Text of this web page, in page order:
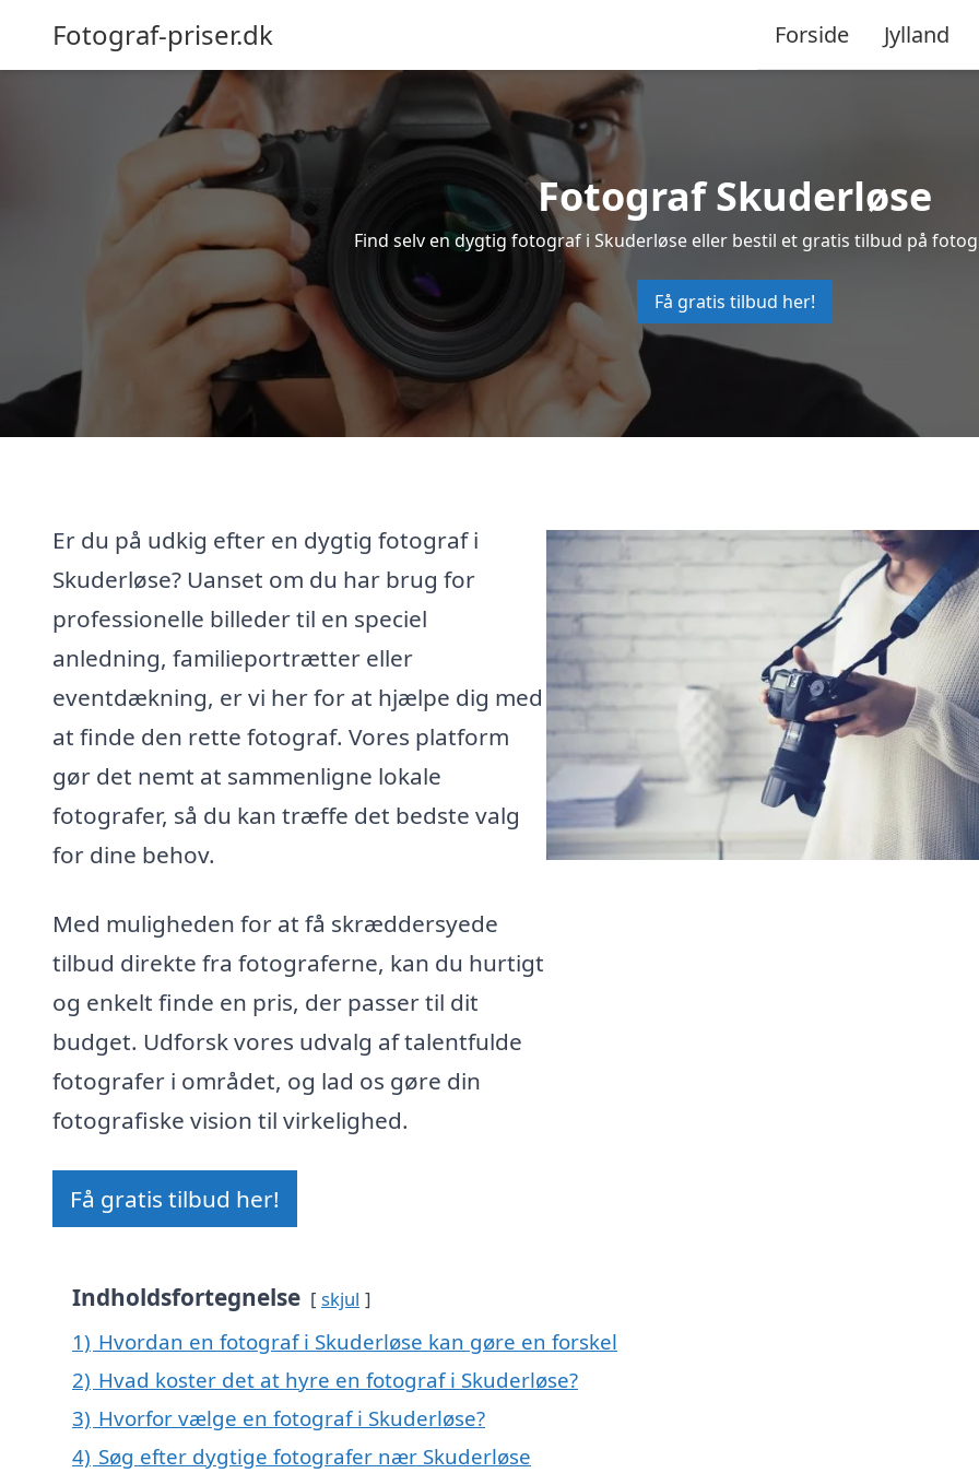
Fotograf-priser.dk Forside Jylland
Fotograf Skuderløse
Find selv en dygtig fotograf i Skuderløse eller bestil et gratis tilbud på
Få gratis tilbud her!
Er du på udkig efter en dygtig fotograf i
Skuderløse? Uanset om du har brug for
professionelle billeder til en speciel
anledning, familieportrætter eller
eventdækning, er vi her for at hjælpe dig med
at finde den rette fotograf. Vores platform
gør det nemt at sammenligne lokale
fotografer, så du kan træffe det bedste valg
for dine behov.
Med muligheden for at få skræddersyede
tilbud direkte fra fotograferne, kan du hurtigt
og enkelt finde en pris, der passer til dit
budget. Udforsk vores udvalg af talentfulde
fotografer i området, og lad os gøre din
fotografiske vision til virkelighed.
Få gratis tilbud her!
Indholdsfortegnelse skjul
1) Hvordan en fotograf i Skuderløse kan gøre en forskel
2) Hvad koster det at hyre en fotograf i Skuderløse?
3) Hvorfor vælge en fotograf i Skuderløse?
4) Søg efter dygtige fotografer nær Skuderløse